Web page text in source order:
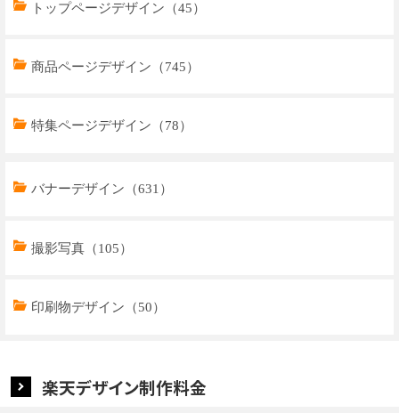
トップページデザイン（45）
商品ページデザイン（745）
特集ページデザイン（78）
トップページデザイン（33）
商品ページデザイン（769）
特集ページデザイン（59）
バナーデザイン（631）
撮影写真（105）
印刷物デザイン（50）
楽天デザイン制作料金